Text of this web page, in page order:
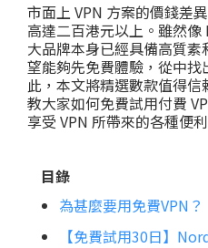
市面上 VPN 方案的價錢差
高達二百港元以上。雖然
大品牌本身已經具備高質
望能夠先免費體驗，從中
此，本文將精選數款值得信
教大家如何免費試用付費
享受 VPN 所帶來的各種便利
目錄
為甚麼要用免費VPN？
【免費試用30日】